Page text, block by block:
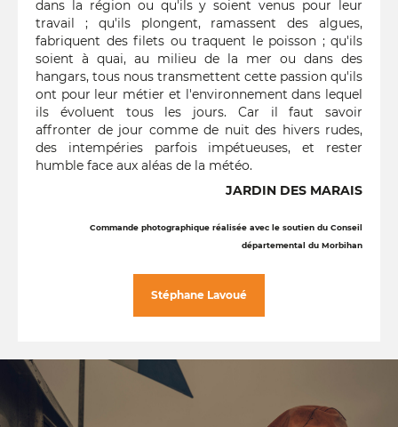
dans la région ou qu'ils y soient venus pour leur
travail ; qu'ils plongent, ramassent des algues,
fabriquent des filets ou traquent le poisson ; qu'ils
soient à quai, au milieu de la mer ou dans des
hangars, tous nous transmettent cette passion qu'ils
ont pour leur métier et l'environnement dans lequel
ils évoluent tous les jours. Car il faut savoir
affronter de jour comme de nuit des hivers rudes,
des intempéries parfois impétueuses, et rester
humble face aux aléas de la météo.
JARDIN DES MARAIS
Commande photographique réalisée avec le soutien du Conseil
départemental du Morbihan
Stéphane Lavoué